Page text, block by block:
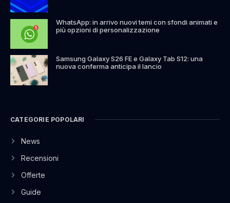
WhatsApp: in arrivo nuovi temi con sfondi animati e
più opzioni di personalizzazione
Samsung Galaxy S26 FE e Galaxy Tab S12: una
nuova conferma anticipa il lancio
CATEGORIE POPOLARI
News
Recensioni
Offerte
Guide